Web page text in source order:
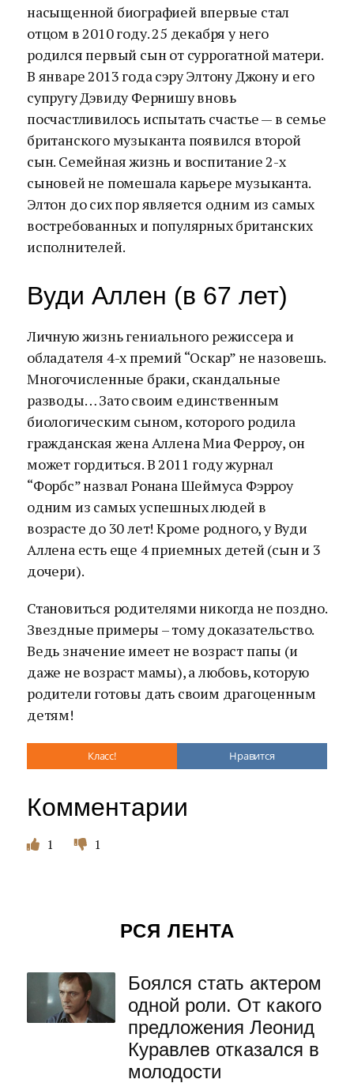
насыщенной биографией впервые стал
отцом в 2010 году. 25 декабря у него
родился первый сын от суррогатной матери.
В январе 2013 года сэру Элтону Джону и его
супругу Дэвиду Фернишу вновь
посчастливилось испытать счастье — в семье
британского музыканта появился второй
сын. Семейная жизнь и воспитание 2-х
сыновей не помешала карьере музыканта.
Элтон до сих пор является одним из самых
востребованных и популярных британских
исполнителей.
Вуди Аллен (в 67 лет)
Личную жизнь гениального режиссера и
обладателя 4-х премий “Оскар” не назовешь.
Многочисленные браки, скандальные
разводы… Зато своим единственным
биологическим сыном, которого родила
гражданская жена Аллена Миа Ферроу, он
может гордиться. В 2011 году журнал
“Форбс” назвал Ронана Шеймуса Фэрроу
одним из самых успешных людей в
возрасте до 30 лет! Кроме родного, у Вуди
Аллена есть еще 4 приемных детей (сын и 3
дочери).
Становиться родителями никогда не поздно.
Звездные примеры – тому доказательство.
Ведь значение имеет не возраст папы (и
даже не возраст мамы), а любовь, которую
родители готовы дать своим драгоценным
детям!
Класс! Нравится
Комментарии
1 1
РСЯ ЛЕНТА
Боялся стать актером
одной роли. От какого
предложения Леонид
Куравлев отказался в
молодости